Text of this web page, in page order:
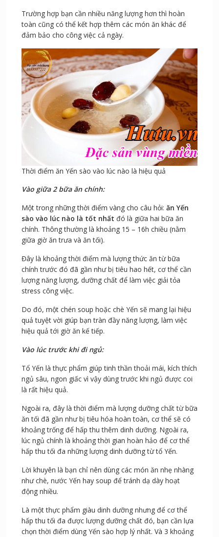
Trường hợp bạn cần nhiều năng lượng hơn thì hoàn
toàn cũng có thể kết hợp thêm các món ăn khác để
đảm bảo cho công việc cả ngày.
Thời điểm ăn Yến sào vào lúc nào là hiệu quả
Vào giữa 2 bữa ăn chính:
Một trong những thời điểm vàng cho câu hỏi: ăn Yến
sào vào lúc nào là tốt nhất đó là giữa hai bữa ăn
chính. Thông thường là khoảng 15 – 16h chiều (nằm
giữa giờ ăn trưa và ăn tối).
Đây là khoảng thời điểm mà lượng thức ăn từ bữa
chính trước đó đã gần như bị tiêu hao hết, cơ thể cần
lượng năng lượng, dưỡng chất để làm việc giải tỏa
stress công việc.
Do đó, một chén soup hoặc chè Yến sẽ mang lại hiệu
quả tuyệt vời giúp bạn tràn đầy năng lượng, làm việc
hiệu quả tới giờ ăn kế tiếp.
Vào lúc trước khi đi ngủ:
Tổ Yến là thực phẩm giúp tinh thần thoải mái, kích thích
ngủ sâu, ngon giấc vì vậy dùng trước khi ngủ được coi
là rất hiệu quả.
Ngoài ra, đây là thời điểm mà lượng dưỡng chất từ bữa
ăn tối đã gần như bị tiêu hóa hoàn toàn, cơ thể sẽ có
khoảng trống để hấp thu thêm dinh dưỡng. Ngoài ra,
lúc ngủ chính là khoảng thời gian hoàn hảo để cơ thể
hấp thu tối đa những lượng dinh dưỡng từ tổ Yến.
Lời khuyên là bạn chỉ nên dùng các món ăn nhẹ nhàng
như chè, nước Yến hay soup để tránh dạ dày hoạt
động nhiều.
Là một thực phẩm giàu dinh dưỡng nhưng để cơ thể
hấp thu tối đa được lượng dưỡng chất đó, bạn cần lựa
chọn thời điểm dùng Yến sào hợp lý nhất. Và 3 khoảng